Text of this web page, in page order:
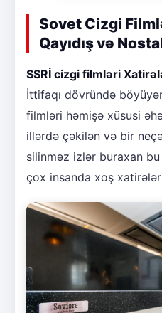
Sovet Cizgi
Qayıdış və
SSRİ cizgi filmləri
İttifaqı dövründə
filmləri həmişə xüsusi
illərdə çəkilən və bir
silinməz izlər buraxan
çox insanda xoş xatirələr